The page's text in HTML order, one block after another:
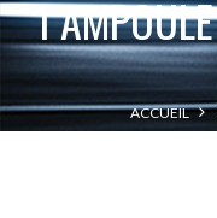
1
ACCUEIL